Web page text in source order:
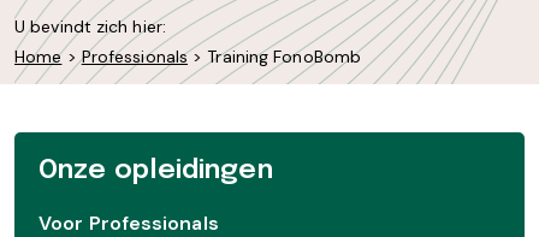
U bevindt zich hier:
Home>Professionals>Training FonoBomb
Onze opleidingen
Voor Professionals